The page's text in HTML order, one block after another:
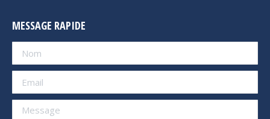
MESSAGE RAPIDE